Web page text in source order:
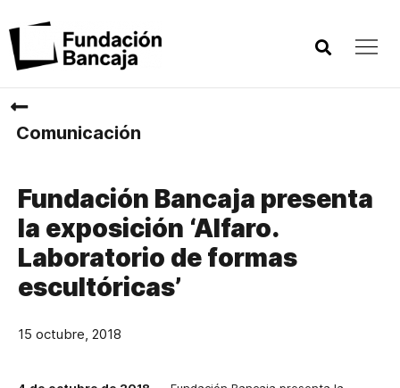
Comunicación
Fundación Bancaja presenta
la exposición ‘Alfaro.
Laboratorio de formas
escultóricas’
15 octubre, 2018